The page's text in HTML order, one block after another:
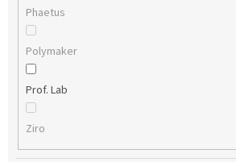
Phaetus
Polymaker
Prof. Lab
Ziro